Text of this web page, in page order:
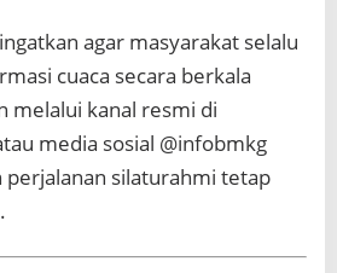
agar masyarakat selalu
cuaca secara berkala
melalui kanal resmi di
media sosial @infobmkg
silaturahmi tetap